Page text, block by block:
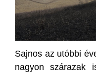
Sajnos az utóbbi
nagyon szárazak